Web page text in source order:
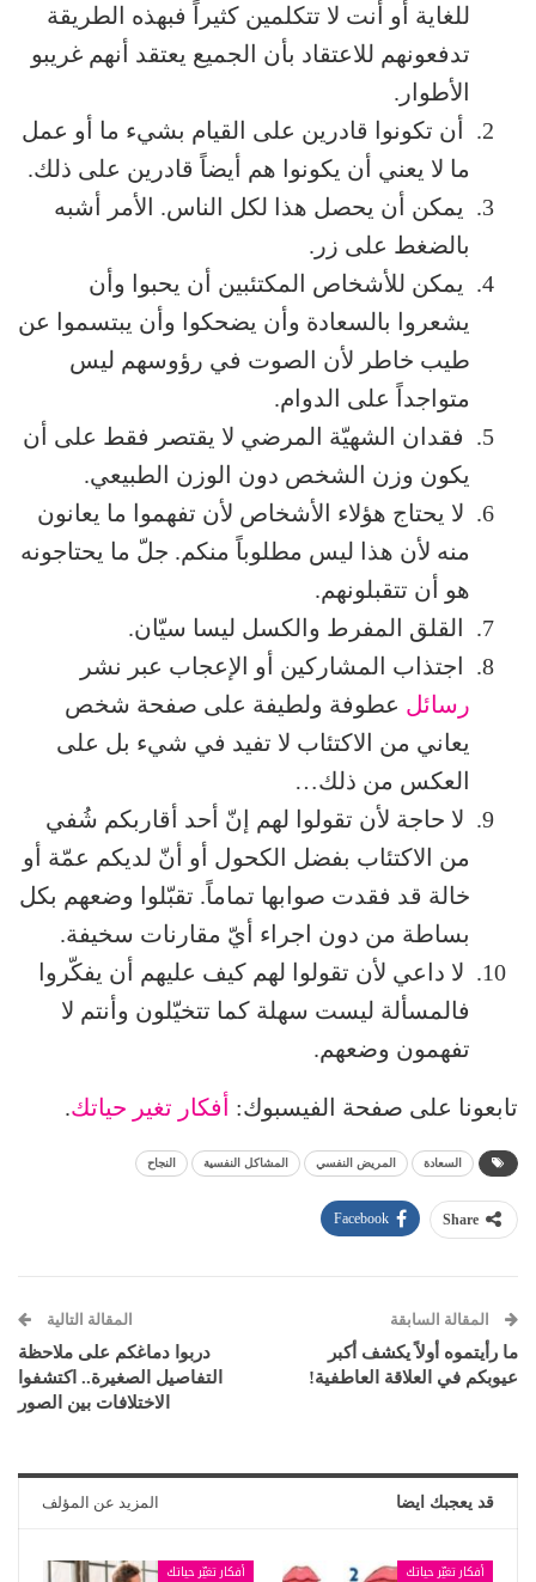
للغاية أو أنت لا تتكلمين كثيراً فبهذه الطريقة
تدفعونهم للاعتقاد بأن الجميع يعتقد أنهم غريبو
الأطوار.
أن تكونوا قادرين على القيام بشيء ما أو عمل
ما لا يعني أن يكونوا هم أيضاً قادرين على ذلك.
يمكن أن يحصل هذا لكل الناس. الأمر أشبه
بالضغط على زر.
يمكن للأشخاص المكتئبين أن يحبوا وأن
يشعروا بالسعادة وأن يضحكوا وأن يبتسموا عن
طيب خاطر لأن الصوت في رؤوسهم ليس
متواجداً على الدوام.
فقدان الشهيّة المرضي لا يقتصر فقط على أن
يكون وزن الشخص دون الوزن الطبيعي.
لا يحتاج هؤلاء الأشخاص لأن تفهموا ما يعانون
منه لأن هذا ليس مطلوباً منكم. جلّ ما يحتاجونه
هو أن تتقبلونهم.
القلق المفرط والكسل ليسا سيّان.
اجتذاب المشاركين أو الإعجاب عبر نشر
رسائل عطوفة ولطيفة على صفحة شخص
يعاني من الاكتئاب لا تفيد في شيء بل على
العكس من ذلك…
لا حاجة لأن تقولوا لهم إنّ أحد أقاربكم شُفي
من الاكتئاب بفضل الكحول أو أنّ لديكم عمّة أو
خالة قد فقدت صوابها تماماً. تقبّلوا وضعهم بكل
بساطة من دون اجراء أيّ مقارنات سخيفة.
لا داعي لأن تقولوا لهم كيف عليهم أن يفكّروا
فالمسألة ليست سهلة كما تتخيّلون وأنتم لا
تفهمون وضعهم.
تابعونا على صفحة الفيسبوك: أفكار تغير حياتك.
السعادة المريض النفسي المشاكل النفسية النجاح
Share
Facebook
المقالة السابقة
ما رأيتموه أولاً يكشف أكبر
عيوبكم في العلاقة العاطفية!
المقالة التالية
دربوا دماغكم على ملاحظة
التفاصيل الصغيرة.. اكتشفوا
الاختلافات بين الصور
قد يعجبك ايضا المزيد عن المؤلف
أفكار تغيّر حياتك أفكار تغيّر حياتك